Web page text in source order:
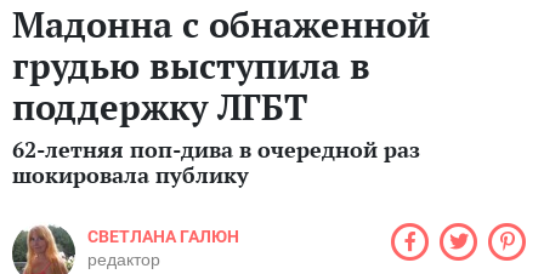
Мадонна с обнаженной
грудью выступила в
поддержку ЛГБТ
62-летняя поп-дива в очередной раз
шокировала публику
СВЕТЛАНА ГАЛЮН
редактор